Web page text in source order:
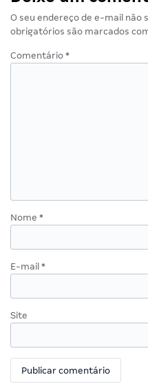
O seu endereço de e-mail não
obrigatórios são marcados
Comentário *
Nome *
E-mail *
Site